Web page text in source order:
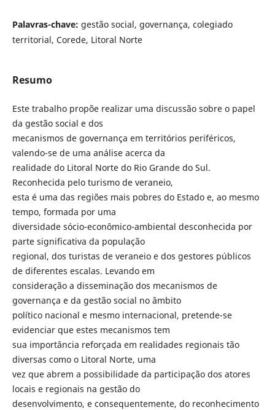
Palavras-chave: gestão social, governança, colegiado
territorial, Corede, Litoral Norte
Resumo
Este trabalho propõe realizar uma discussão sobre o papel
da gestão social e dos
mecanismos de governança em territórios periféricos,
valendo-se de uma análise acerca da
realidade do Litoral Norte do Rio Grande do Sul.
Reconhecida pelo turismo de veraneio,
esta é uma das regiões mais pobres do Estado e, ao mesmo
tempo, formada por uma
diversidade sócio-econômico-ambiental desconhecida por
parte significativa da população
regional, dos turistas de veraneio e dos gestores públicos
de diferentes escalas. Levando em
consideração a disseminação dos mecanismos de
governança e da gestão social no âmbito
político nacional e mesmo internacional, pretende-se
evidenciar que estes mecanismos tem
sua importância reforçada em realidades regionais tão
diversas como o Litoral Norte, uma
vez que abrem a possibilidade da participação dos atores
locais e regionais na gestão do
desenvolvimento, e consequentemente, do reconhecimento